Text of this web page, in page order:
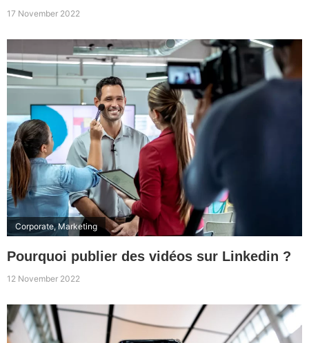
17 November 2022
Corporate,Marketing
Pourquoi publier des vidéos sur Linkedin ?
12 November 2022